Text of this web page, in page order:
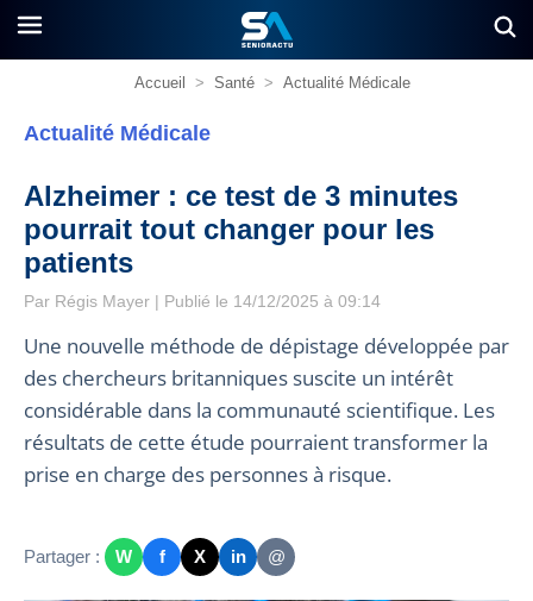
Accueil > Santé > Actualité Médicale
Actualité Médicale
Alzheimer : ce test de 3 minutes
pourrait tout changer pour les
patients
Par Régis Mayer | Publié le 14/12/2025 à 09:14
Une nouvelle méthode de dépistage développée par
des chercheurs britanniques suscite un intérêt
considérable dans la communauté scientifique. Les
résultats de cette étude pourraient transformer la
prise en charge des personnes à risque.
Partager : W f X in @